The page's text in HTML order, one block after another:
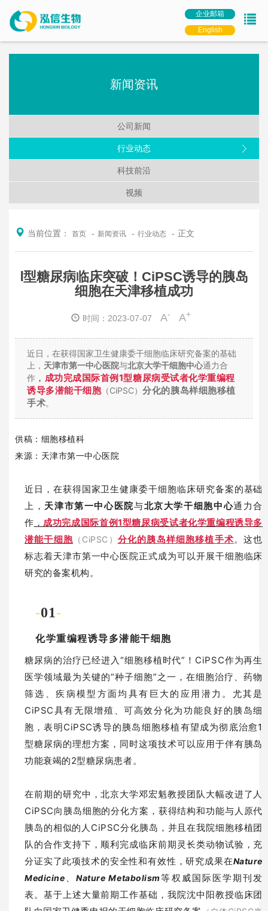
企业邮箱
English
新闻资讯
公司新闻
行业动态
科技前沿
视频
当前位置： 首页 新闻资讯 行业动态 正文
Ⅰ型糖尿病临床突破！CiPSC诱导的胰岛
细胞在天津移植成功
时间：2023-07-07 A- A+
近日，在获得国家卫生健康委干细胞临床研究备案的基础
上， 天津市第一中心医院与北京大学干细胞中心通力合
作 ， 成功完成国际首例1型糖尿病受试者化学重编程
诱导多潜能干细胞（CiPSC）分化的胰岛样细胞移植
手术。
供稿：细胞移植科
来源： 天津市第一中心医院
近日，在获得国家卫生健康委干细胞临床研究备案的基础
上， 天津市第一中心医院与北京大学干细胞中心通力合
作 ，成功完成国际首例1型糖尿病受试者化学重编程诱导多
潜能干细胞（CiPSC） 分化的胰岛样细胞移植手术。这也
标志着天津市第一中心医院正式成为可以开展干细胞临床
研究的备案机构。
-01-
化学重编程诱导多潜能干细胞
糖尿病的治疗已经进入“细胞移植时代”！CiPSC作为再生
医学领域最为关键的“种子细胞”之一，在细胞治疗、药物
筛选、疾病模型方面均具有巨大的应用潜力。尤其是
CiPSC具有无限增殖、可高效分化为功能良好的胰岛细
胞，表明CiPSC诱导的胰岛细胞移植有望成为彻底治愈1
型糖尿病的理想方案，同时这项技术可以应用于伴有胰岛
功能衰竭的2型糖尿病患者。
在前期的研究中，北京大学邓宏魁教授团队大幅改进了人
CiPSC向胰岛细胞的分化方案，获得结构和功能与人原代
胰岛的相似的人CiPSC分化胰岛，并且在我院细胞移植团
队的合作支持下，顺利完成临床前期灵长类动物试验，充
分证实了此项技术的安全性和有效性，研究成果在Nature
Medicine 、Nature Metabolism等权威国际医学期刊发
表。基于上述大量前期工作基础，我院沈中阳教授临床团